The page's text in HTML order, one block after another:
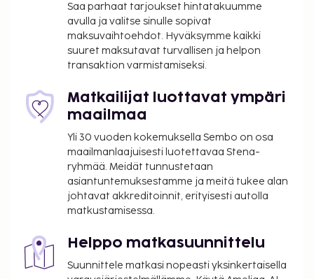
Saa parhaat tarjoukset hintatakuumme
avulla ja valitse sinulle sopivat
maksuvaihtoehdot. Hyväksymme kaikki
suuret maksutavat turvallisen ja helpon
transaktion varmistamiseksi.
Matkailijat luottavat ympäri
maailmaa
Yli 30 vuoden kokemuksella Sembo on osa
maailmanlaajuisesti luotettavaa Stena-
ryhmää. Meidät tunnustetaan
asiantuntemuksestamme ja meitä tukee alan
johtavat akkreditoinnit, erityisesti autolla
matkustamisessa.
Helppo matkasuunnittelu
Suunnittele matkasi nopeasti yksinkertaisella